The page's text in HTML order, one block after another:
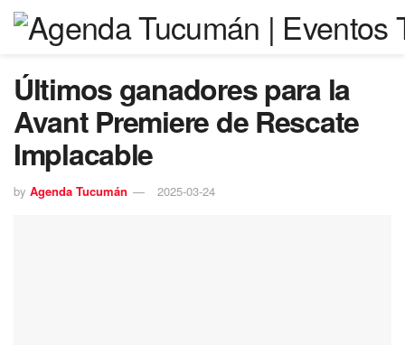
Últimos ganadores para la
Avant Premiere de Rescate
Implacable
by Agenda Tucumán 2025-03-24